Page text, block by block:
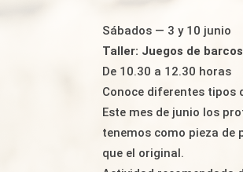
Sábados — 3 y 10 junio
Taller: Juegos de barcos
De 10.30 a 12.30 horas
Conoce diferentes tipos
Este mes de junio los
tenemos como pieza de
que el original.